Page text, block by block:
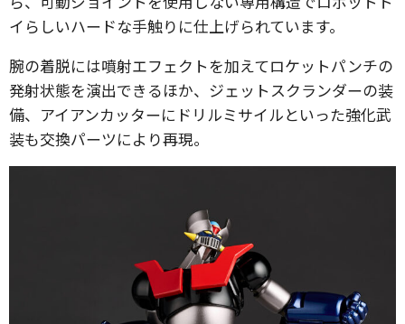
イらしいハードな手触りに仕上げられています。
腕の着脱には噴射エフェクトを加えてロケットパンチの
発射状態を演出できるほか、ジェットスクランダーの装
備、アイアンカッターにドリルミサイルといった強化武
装も交換パーツにより再現。